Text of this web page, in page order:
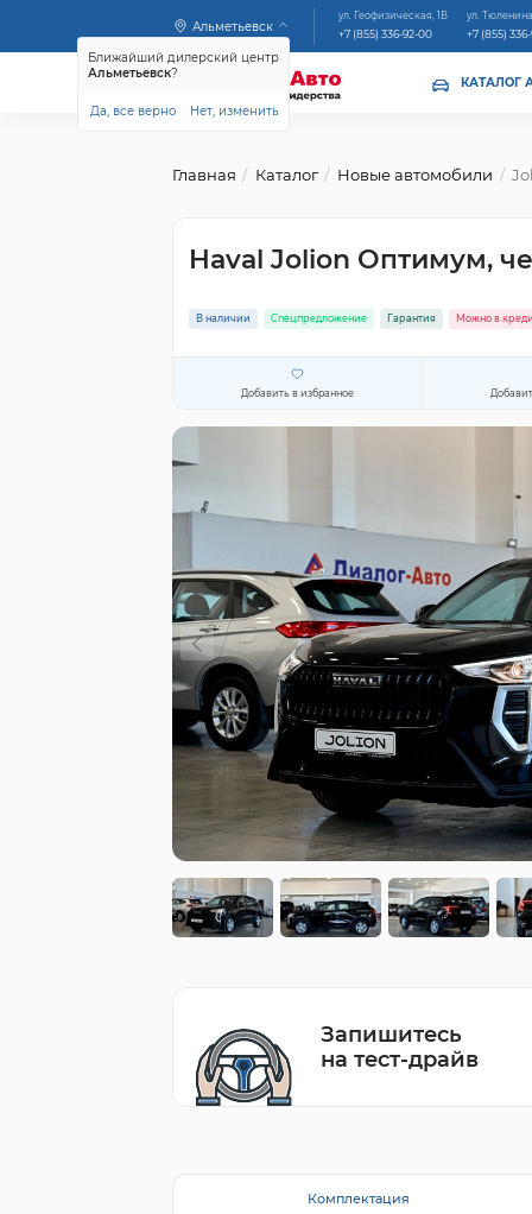
Альметьевск
Ближайший дилерский центр
Альметьевск?
Да, все верно Нет, изменить
ул. Геофизическая, 1В
+7 (855) 336-92-00
ул.
+7 (855)
КАТАЛОГ
Главная Каталог Новые автомобили
Haval Jolion Оптимум,
В наличии Спецпредложение Гарантия Можно в
Добавить в избранное
Запишитесь
на тест-драйв
Комплектация